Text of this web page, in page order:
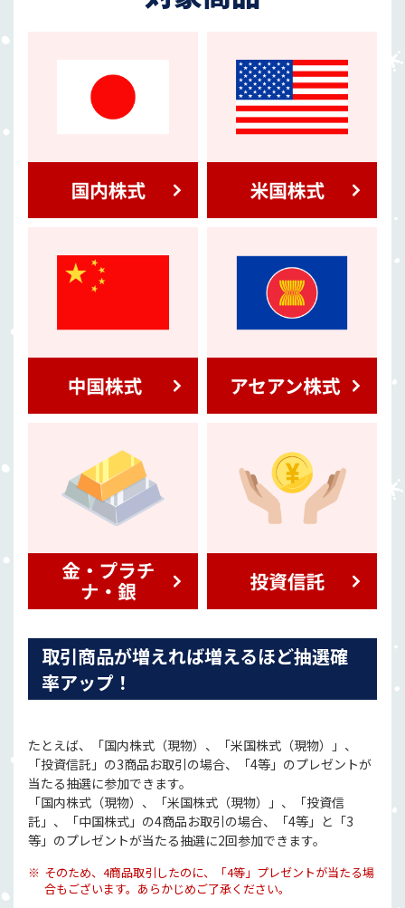
取引商品が増えれば増えるほど抽選確
率アップ！
たとえば、「国内株式（現物）、「米国株式（現物）」、
「投資信託」の3商品お取引の場合、「4等」のプレゼントが
当たる抽選に参加できます。
「国内株式（現物）、「米国株式（現物）」、「投資信
託」、「中国株式」の4商品お取引の場合、「4等」と「3
等」のプレゼントが当たる抽選に2回参加できます。
そのため、4商品取引したのに、「4等」プレゼントが当たる場
合もございます。あらかじめご了承ください。